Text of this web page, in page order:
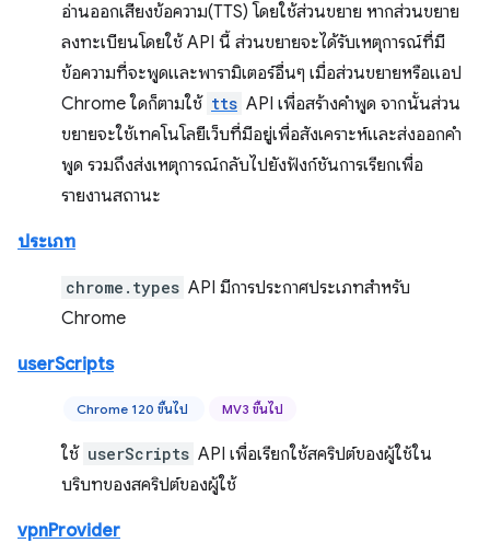
อ่านออกเสียงข้อความ(TTS) โดยใช้ส่วนขยาย หากส่วนขยาย
ลงทะเบียนโดยใช้ API นี้ ส่วนขยายจะได้รับเหตุการณ์ที่มี
ข้อความที่จะพูดและพารามิเตอร์อื่นๆ เมื่อส่วนขยายหรือแอป
Chrome ใดก็ตามใช้ tts API เพื่อสร้างคำพูด จากนั้นส่วน
ขยายจะใช้เทคโนโลยีเว็บที่มีอยู่เพื่อสังเคราะห์และส่งออกคำ
พูด รวมถึงส่งเหตุการณ์กลับไปยังฟังก์ชันการเรียกเพื่อ
รายงานสถานะ
ประเภท
chrome.types API มีการประกาศประเภทสำหรับ
Chrome
userScripts
Chrome 120 ขึ้นไป MV3 ขึ้นไป
ใช้ userScripts API เพื่อเรียกใช้สคริปต์ของผู้ใช้ใน
บริบทของสคริปต์ของผู้ใช้
vpnProvider